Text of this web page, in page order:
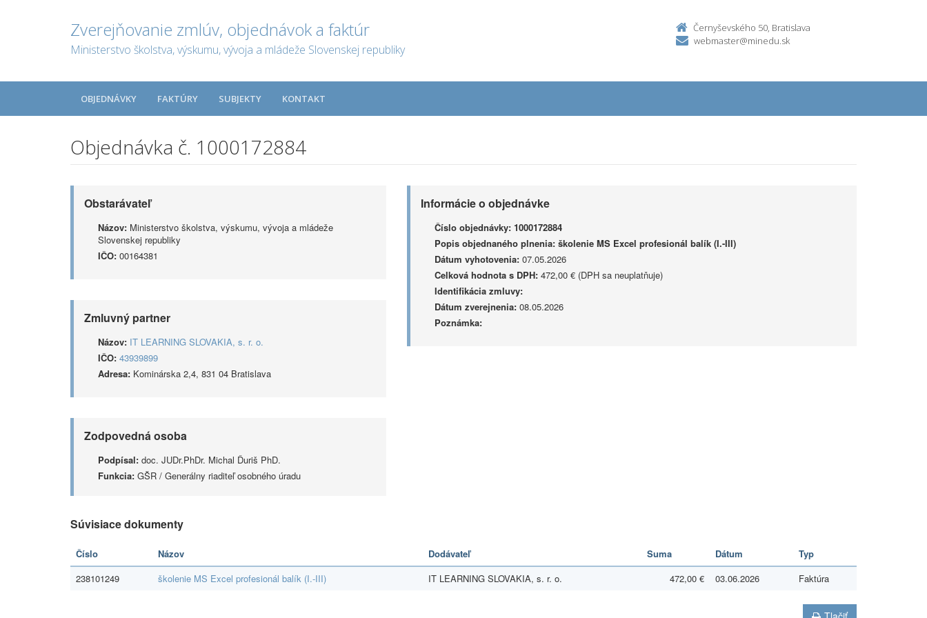
Zverejňovanie zmlúv, objednávok a faktúr
Ministerstvo školstva, výskumu, vývoja a mládeže Slovenskej republiky
Černyševského 50, Bratislava
webmaster@minedu.sk
OBJEDNÁVKY FAKTÚRY SUBJEKTY KONTAKT
Objednávka č. 1000172884
Obstarávateľ
Názov: Ministerstvo školstva, výskumu, vývoja a mládeže
Slovenskej republiky
IČO: 00164381
Zmluvný partner
Názov: IT LEARNING SLOVAKIA, s. r. o.
IČO: 43939899
Adresa: Kominárska 2,4, 831 04 Bratislava
Zodpovedná osoba
Podpísal: doc. JUDr.PhDr. Michal Ďuriš PhD.
Funkcia: GŠR / Generálny riaditeľ osobného úradu
Informácie o objednávke
Číslo objednávky: 1000172884
Popis objednaného plnenia: školenie MS Excel profesionál balík (I.-III)
Dátum vyhotovenia:07.05.2026
Celková hodnota s DPH:472,00 € (DPH sa neuplatňuje)
Identifikácia zmluvy:
Dátum zverejnenia:08.05.2026
Poznámka:
Súvisiace dokumenty
Číslo Názov Dodávateľ Suma Dátum
Typ
238101249
školenie MS Excel profesionál balík (I.-III) IT LEARNING SLOVAKIA, s. r. o. 472,00 € 03.06.2026 Faktúra